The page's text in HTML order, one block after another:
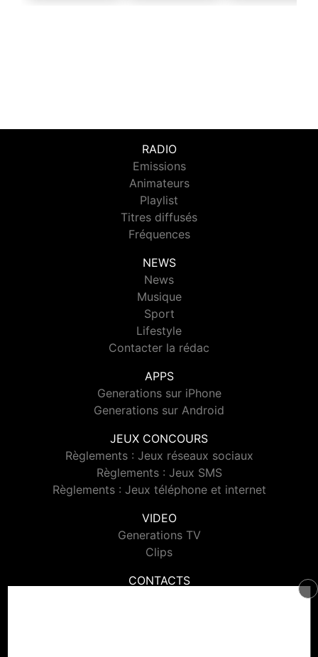
RADIO
Emissions
Animateurs
Playlist
Titres diffusés
Fréquences
NEWS
News
Musique
Sport
Lifestyle
Contacter la rédac
APPS
Generations sur iPhone
Generations sur Android
JEUX CONCOURS
Règlements : Jeux réseaux sociaux
Règlements : Jeux SMS
Règlements : Jeux téléphone et internet
VIDEO
Generations TV
Clips
CONTACTS